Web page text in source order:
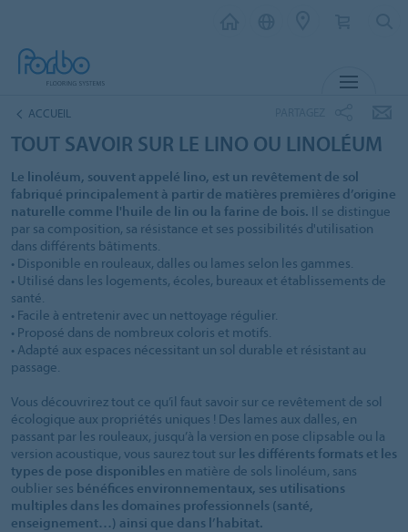
ACCUEIL
TOUT SAVOIR SUR LE LINO OU LINOLÉUM
Le linoléum, souvent appelé lino, est un revêtement de sol
fabriqué principalement à partir de matières premières d’origine
naturelle comme l'huile de lin ou la farine de bois. Il se distingue
par sa composition, sa résistance et ses possibilités d'utilisation
dans différents bâtiments.
• Disponible en rouleaux, dalles ou lames selon les gammes.
• Utilisé dans les logements, écoles, bureaux et établissements de
santé.
• Facile à entretenir avec un nettoyage régulier.
• Proposé dans de nombreux coloris et motifs.
• Adapté aux espaces nécessitant un sol durable et résistant au
passage.
Vous découvrirez tout ce qu’il faut savoir sur ce revêtement de sol
écologique aux propriétés uniques ! Des lames aux dalles, en
passant par les rouleaux, jusqu’à la version en pose clipsable ou la
version acoustique, vous saurez tout sur les différents formats et les
types de pose disponibles en matière de sols linoléum, sans
oublier ses bénéfices environnementaux, ses utilisations
multiples dans les domaines professionnels (santé,
enseignement…) ainsi que dans l’habitat.